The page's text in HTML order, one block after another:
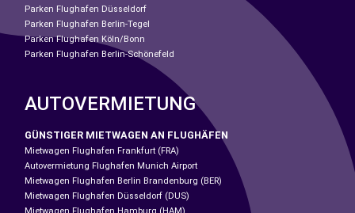
Parken Flughafen Düsseldorf
Parken Flughafen Berlin-Tegel
Parken Flughafen Köln/Bonn
Parken Flughafen Berlin-Schönefeld
AUTOVERMIETUNG
GÜNSTIGER MIETWAGEN AN FLUGHÄFEN
Mietwagen Flughafen Frankfurt (FRA)
Autovermietung Flughafen Munich Airport
Mietwagen Flughafen Berlin Brandenburg (BER)
Mietwagen Flughafen Düsseldorf (DUS)
Mietwagen Flughafen Hamburg (HAM)